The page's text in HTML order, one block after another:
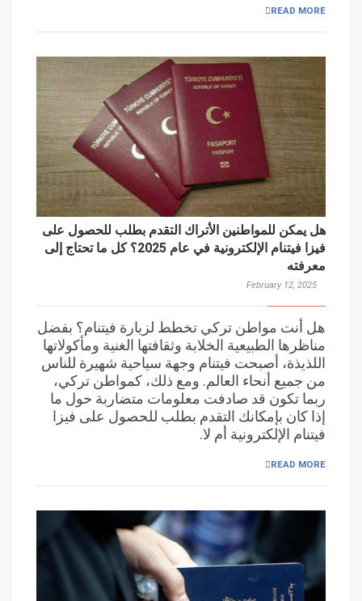
READ MORE
هل يمكن للمواطنين الأتراك التقدم بطلب للحصول على
فيزا فيتنام الإلكترونية في عام 2025؟ كل ما تحتاج إلى
معرفته
February 12, 2025
هل أنت مواطن تركي تخطط لزيارة فيتنام؟ بفضل
مناظرها الطبيعية الخلابة وثقافتها الغنية ومأكولاتها
اللذيذة، أصبحت فيتنام وجهة سياحية شهيرة للناس
من جميع أنحاء العالم. ومع ذلك، كمواطن تركي،
ربما تكون قد صادفت معلومات متضاربة حول ما
إذا كان بإمكانك التقدم بطلب للحصول على فيزا
فيتنام الإلكترونية أم لا.
READ MORE